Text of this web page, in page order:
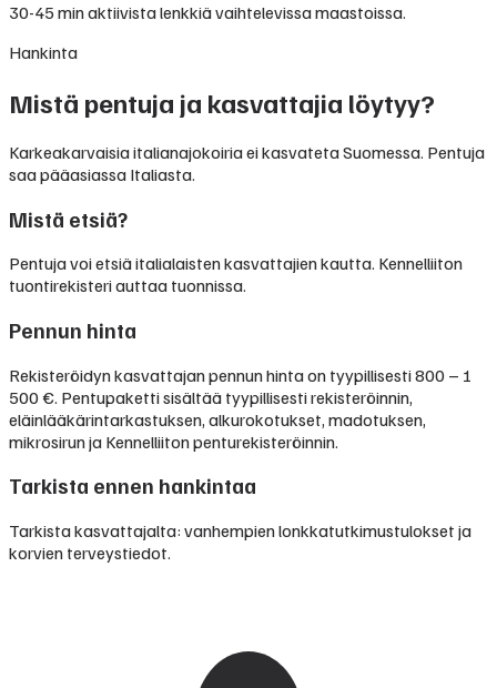
30-45 min aktiivista lenkkiä vaihtelevissa maastoissa.
Hankinta
Mistä pentuja ja kasvattajia löytyy?
Karkeakarvaisia italianajokoiria ei kasvateta Suomessa. Pentuja
saa pääasiassa Italiasta.
Mistä etsiä?
Pentuja voi etsiä italialaisten kasvattajien kautta. Kennelliiton
tuontirekisteri auttaa tuonnissa.
Pennun hinta
Rekisteröidyn kasvattajan pennun hinta on tyypillisesti800 – 1
500 €. Pentupaketti sisältää tyypillisesti rekisteröinnin,
eläinlääkärintarkastuksen, alkurokotukset, madotuksen,
mikrosirun ja Kennelliiton penturekisteröinnin.
Tarkista ennen hankintaa
Tarkista kasvattajalta: vanhempien lonkkatutkimustulokset ja
korvien terveystiedot.